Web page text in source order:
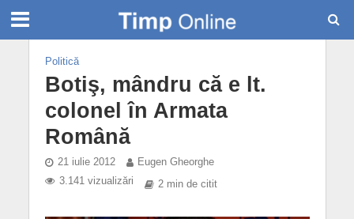
Politică
Botiş, mândru că e lt.
colonel în Armata
Română
21 iulie 2012
Eugen Gheorghe
3.141 vizualizări
2 min de citit